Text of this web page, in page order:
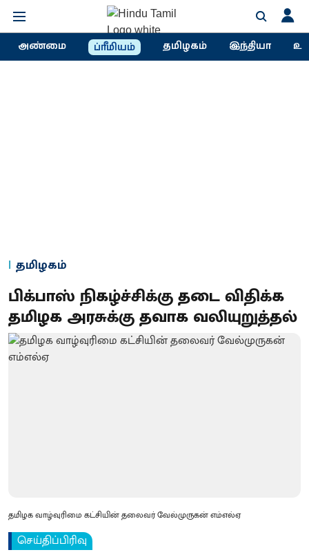
அண்மை ப்ரீமியம் தமிழகம் இந்தியா
தமிழகம்
பிக்பாஸ் நிகழ்ச்சிக்கு தடை விதிக்க
தமிழக அரசுக்கு தவாக வலியுறுத்தல்
தமிழக வாழ்வுரிமை கட்சியின் தலைவர் வேல்முருகன் எம்எல்ஏ
செய்திப்பிரிவு